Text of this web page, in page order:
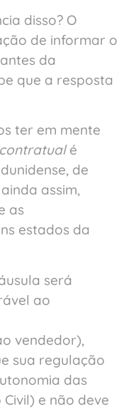
disso? O
de informar o
da
que a resposta
ter em mente
é
de
assim,
as
estados da
será
ao
vendedor),
sua regulação
das
e não deve